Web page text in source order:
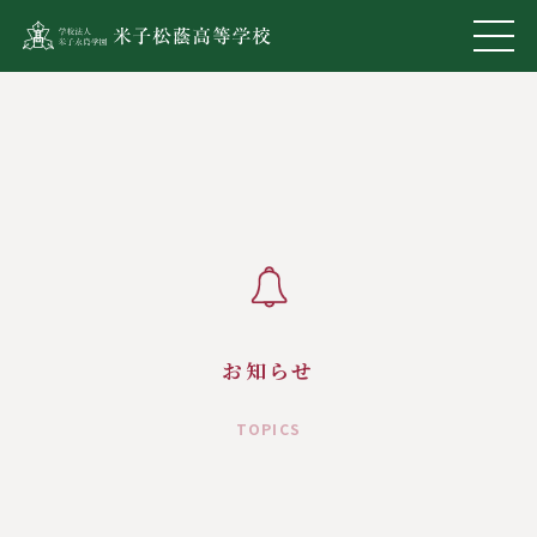
お知らせ
TOPICS